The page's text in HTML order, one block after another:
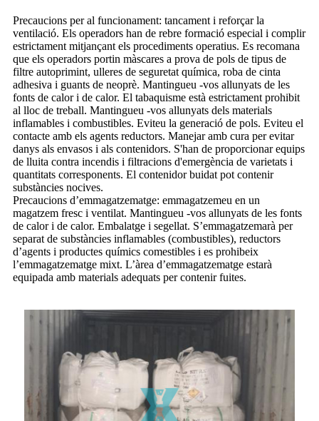
Precaucions per al funcionament: tancament i reforçar la
ventilació. Els operadors han de rebre formació especial i complir
estrictament mitjançant els procediments operatius. Es recomana
que els operadors portin màscares a prova de pols de tipus de
filtre autoprimint, ulleres de seguretat química, roba de cinta
adhesiva i guants de neoprè. Mantingueu -vos allunyats de les
fonts de calor i de calor. El tabaquisme està estrictament prohibit
al lloc de treball. Mantingueu -vos allunyats dels materials
inflamables i combustibles. Eviteu la generació de pols. Eviteu el
contacte amb els agents reductors. Manejar amb cura per evitar
danys als envasos i als contenidors. S'han de proporcionar equips
de lluita contra incendis i filtracions d'emergència de varietats i
quantitats corresponents. El contenidor buidat pot contenir
substàncies nocives.
Precaucions d’emmagatzematge: emmagatzemeu en un
magatzem fresc i ventilat. Mantingueu -vos allunyats de les fonts
de calor i de calor. Embalatge i segellat. S’emmagatzemarà per
separat de substàncies inflamables (combustibles), reductors
d’agents i productes químics comestibles i es prohibeix
l’emmagatzematge mixt. L’àrea d’emmagatzematge estarà
equipada amb materials adequats per contenir fuites.